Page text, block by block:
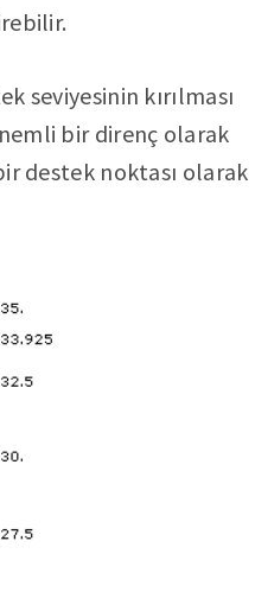
seviyesinin kırılması
bir direnç olarak
destek noktası olarak